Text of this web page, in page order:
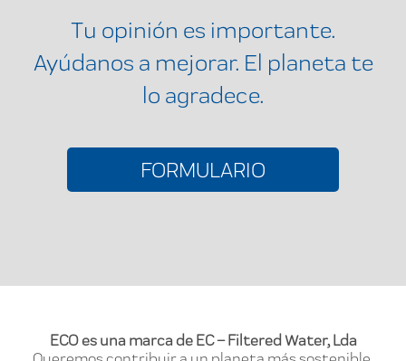
Tu opinión es importante.
Ayúdanos a mejorar. El planeta te
lo agradece.
FORMULARIO
ECO es una marca de EC – Filtered Water, Lda